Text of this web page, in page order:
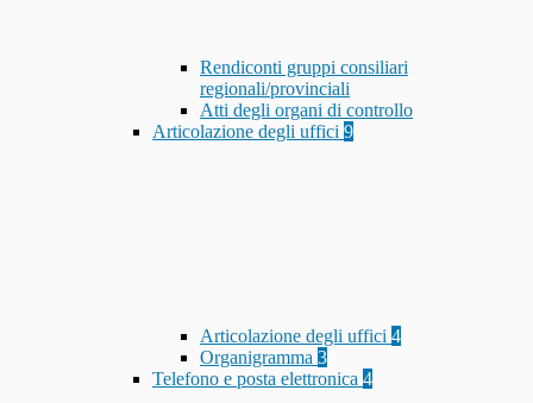
Rendiconti gruppi consiliari
regionali/provinciali
Atti degli organi di controllo
Articolazione degli uffici 9
Articolazione degli uffici 4
Organigramma 3
Telefono e posta elettronica 4